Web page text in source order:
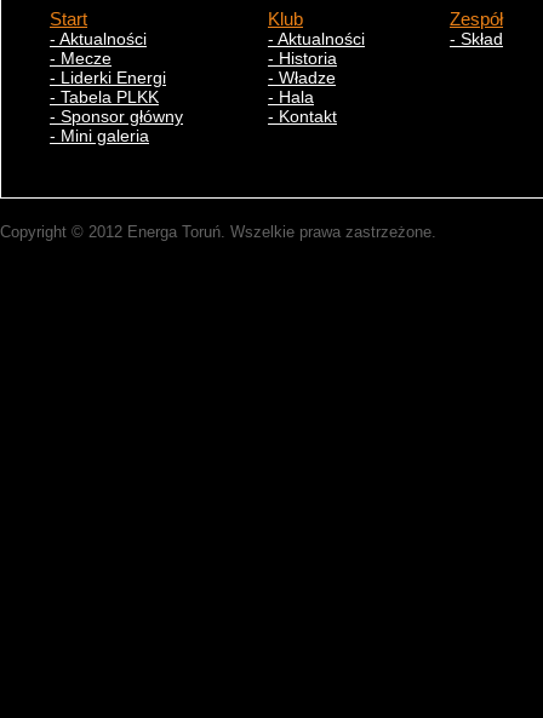
Start
- Aktualności
- Mecze
- Liderki Energi
- Tabela PLKK
- Sponsor główny
- Mini galeria
Klub
- Aktualności
- Historia
- Władze
- Hala
- Kontakt
Zespół
- Skład
Copyright © 2012 Energa Toruń. Wszelkie prawa zastrzeżone.